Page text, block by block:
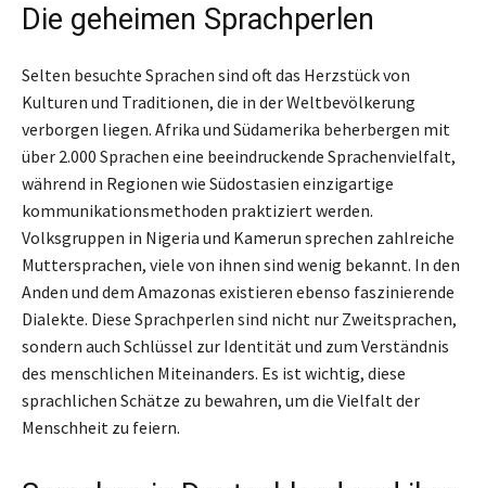
Die geheimen Sprachperlen
Selten besuchte Sprachen sind oft das Herzstück von
Kulturen und Traditionen, die in der Weltbevölkerung
verborgen liegen. Afrika und Südamerika beherbergen mit
über 2.000 Sprachen eine beeindruckende Sprachenvielfalt,
während in Regionen wie Südostasien einzigartige
kommunikationsmethoden praktiziert werden.
Volksgruppen in Nigeria und Kamerun sprechen zahlreiche
Muttersprachen, viele von ihnen sind wenig bekannt. In den
Anden und dem Amazonas existieren ebenso faszinierende
Dialekte. Diese Sprachperlen sind nicht nur Zweitsprachen,
sondern auch Schlüssel zur Identität und zum Verständnis
des menschlichen Miteinanders. Es ist wichtig, diese
sprachlichen Schätze zu bewahren, um die Vielfalt der
Menschheit zu feiern.